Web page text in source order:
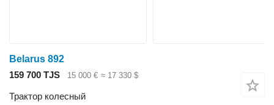
Belarus 892
159 700 TJS
15 000 € ≈ 17 330 $
Трактор колесный